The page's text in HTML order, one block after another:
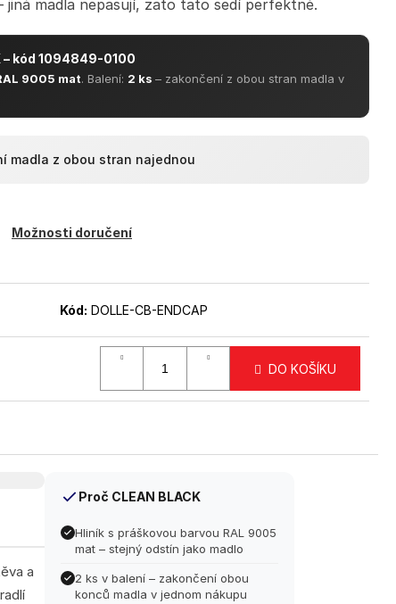
jiná madla nepasují, zato tato sedí perfektně.
– kód 1094849-0100
9005 mat. Balení: 2 ks – zakončení z obou stran madla v
madla z obou stran najednou
Možnosti doručení
Kód: DOLLE-CB-ENDCAP
DO KOŠÍKU
a
Proč CLEAN BLACK
Hliník s práškovou barvou RAL 9005
mat – stejný odstín jako madlo
2 ks v balení – zakončení obou
konců madla v jednom nákupu